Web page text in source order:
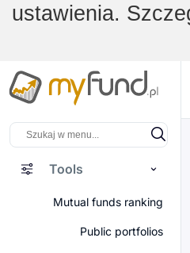
ustawienia.
Tools
Mutual funds ranking
Public portfolios